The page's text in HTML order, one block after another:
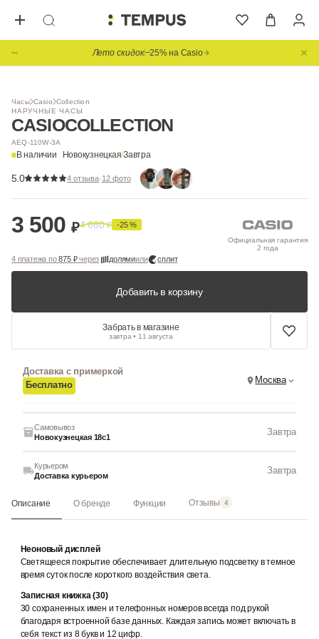
Лето скидок−25% на Casio
Часы Casio Collection
НАРУЧНЫЕ ЧАСЫ
CASIOCOLLECTION
AEQ-110W-3A
В наличии Новокузнецкая/Завтра
5.0 4 отзыва·12 фото
3 500 ₽4 660₽ -25 %
Официальная гарантия
2 года
4 платежа по875 ₽через долямиили сплит
Добавить в корзину
Забрать в магазине
завтра • 11 августа
Доставка с примеркой
Бесплатно
Москва
Самовывоз
Новокузнецкая 18с1
Завтра
Курьером
Доставка курьером
Завтра
Описание О бренде Функции Отзывы 4
Неоновый дисплей
Светящееся покрытие обеспечивает длительную подсветку в темное
время суток после короткого воздействия света.
Записная книжка (30)
30 сохраненных имен и телефонных номеров всегда под рукой
благодаря встроенной базе данных. Каждая запись может включать в
себя текст из 8 букв и 12 цифр.